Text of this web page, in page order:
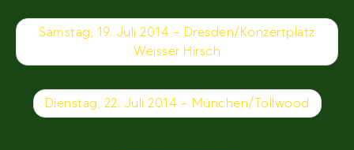
Beitragsnavigation
Samstag, 19. Juli 2014 – Dresden/Konzertplatz
Weisser Hirsch
Dienstag, 22. Juli 2014 – München/Tollwood